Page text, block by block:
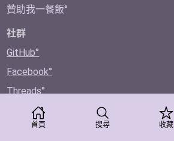
首頁 搜尋 收藏
贊助我一餐飯
社群
GitHub
Facebook
Threads
Twitter